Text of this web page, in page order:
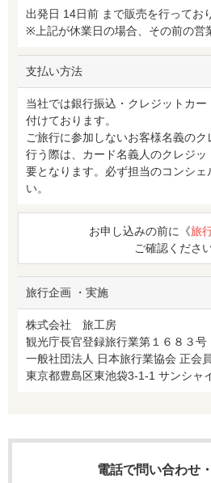
出発日 14日前 まで販売を行ってお
※上記が休業日の場合、その前の営
支払い方法
当社では銀行振込・クレジットカ
付けております。
ご旅行に参加しないお客様名義の
行う際は、カード名義人のクレジ
要となります。必ず担当のコンシェ
い。
お申し込みの前に《旅
ご確認ください
旅行企画 ・実施
株式会社 旅工房
観光庁長官登録旅行業第１６８３号
一般社団法人 日本旅行業協会 正会員
東京都豊島区東池袋3-1-1 サンシャ
電話で問い合わせ